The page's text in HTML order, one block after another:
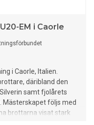
EM i Caorle
i Caorle, Italien.
däribland den
samt fjolårets
Mästerskapet följs med
brottarna visat stark